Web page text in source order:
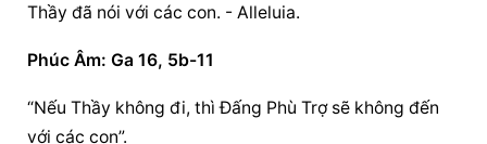
Thầy đã nói với các con. - Alleluia.
Phúc Âm: Ga 16, 5b-11
“Nếu Thầy không đi, thì Ðấng Phù Trợ sẽ không đến
với các con”.